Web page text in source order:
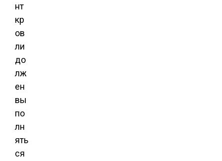
нт
кр
ов
ли
до
лж
ен
вы
по
лн
ять
ся